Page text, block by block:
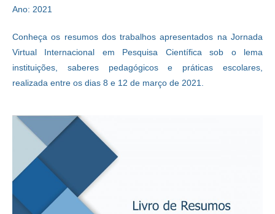
Ano: 2021
Conheça os resumos dos trabalhos apresentados na Jornada
Virtual Internacional em Pesquisa Científica sob o lema
instituições, saberes pedagógicos e práticas escolares,
realizada entre os dias 8 e 12 de março de 2021.